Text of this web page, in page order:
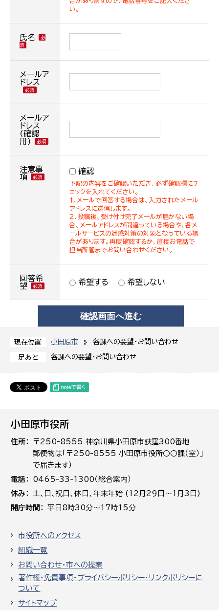
現在位置 小田原市 各課への要望・お問い合わせ
足あと 各課への要望・お問い合わせ
い。
氏名
メールア
ドレス
メールア
ドレス
(確認
用)
注意事
項
確認
下記の内容をご確認いただき、必ず確認欄にチ
ェックを入れてください。
１．メールで回答する場合は、入力されたメール
アドレスに送信します。
２．投稿後、受け付け完了メールが届かない場
合、メールアドレスが間違っている場合や、各メ
ールサービスの迷惑対策の対象となっている場
合があります。再度確認するか、直接お電話で
担当所管までお問い合わせください。
回答希
望
希望する 希望しない
小田原市役所
住所
〒250-8555 神奈川県小田原市荻窪300番地
郵便物は「〒250-8555 小田原市役所○○課（室）」
で届きます）
電話
0465-33-1300（総合案内）
休み
土､日､祝日、休日、年末年始 (12月29日～1月3日)
開庁時間
平日8時30分～17時15分
市役所へのアクセス
組織一覧
お問い合わせ・市への提案
著作権・免責事項・プライバシーポリシー・リンクポリシーに
ついて
サイトマップ